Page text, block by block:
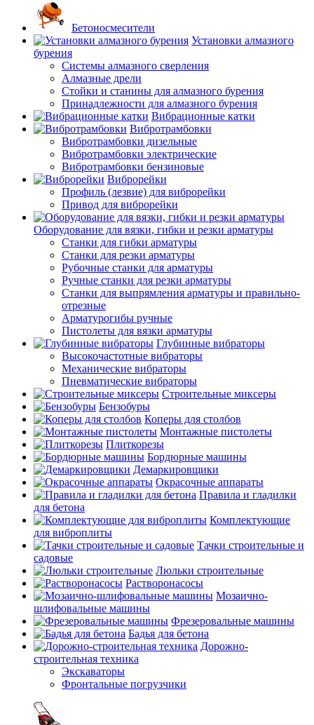
Бетоносмесители
Установки алмазного
бурения
Системы алмазного сверления
Алмазные дрели
Стойки и станины для алмазного бурения
Принадлежности для алмазного бурения
Вибрационные катки
Вибротрамбовки
Вибротрамбовки дизельные
Вибротрамбовки электрические
Вибротрамбовки бензиновые
Виброрейки
Профиль (лезвие) для виброрейки
Привод для виброрейки
Оборудование для вязки, гибки и резки арматуры
Станки для гибки арматуры
Станки для резки арматуры
Рубочные станки для арматуры
Ручные станки для резки арматуры
Станки для выпрямления арматуры и правильно-
отрезные
Арматурогибы ручные
Пистолеты для вязки арматуры
Глубинные вибраторы
Высокочастотные вибраторы
Механические вибраторы
Пневматические вибраторы
Строительные миксеры
Бензобуры
Коперы для столбов
Монтажные пистолеты
Плиткорезы
Бордюрные машины
Демаркировщики
Окрасочные аппараты
Правила и гладилки
для бетона
Комплектующие
для виброплиты
Тачки строительные и
садовые
Люльки строительные
Растворонасосы
Мозаично-
шлифовальные машины
Фрезеровальные машины
Бадья для бетона
Дорожно-
строительная техника
Экскаваторы
Фронтальные погрузчики